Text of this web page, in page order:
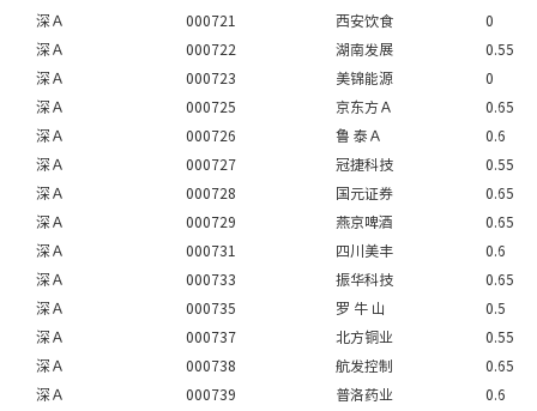
深Ａ
000721 西安饮食
0
深Ａ
000722 湖南发展
0.55
深Ａ
000723 美锦能源
0
深Ａ
000725 京东方Ａ
0.65
深Ａ
000726 鲁 泰Ａ
0.6
深Ａ
000727 冠捷科技
0.55
深Ａ
000728 国元证券
0.65
深Ａ
000729 燕京啤酒
0.65
深Ａ
000731 四川美丰
0.6
深Ａ
000733 振华科技
0.65
深Ａ
000735 罗 牛 山
0.5
深Ａ
000737 北方铜业
0.55
深Ａ
000738 航发控制
0.65
深Ａ
000739 普洛药业
0.6